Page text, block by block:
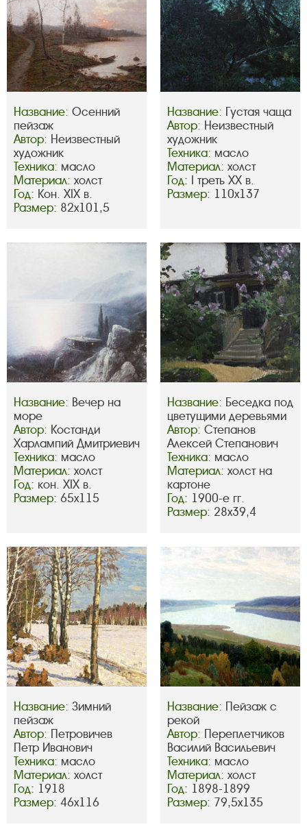
Название: Осенний
пейзаж
Автор: Неизвестный
художник
Техника: масло
Материал: холст
Год: Кон. XIX в.
Размер: 82х101,5
Название: Густая чаща
Автор: Неизвестный
художник
Техника: масло
Материал: холст
Год: I треть ХХ в.
Размер: 110х137
Название: Вечер на
море
Автор: Костанди
Харлампий Дмитриевич
Техника: масло
Материал: холст
Год: кон. ХIX в.
Размер: 65х115
Название: Беседка под
цветущими деревьями
Автор: Степанов
Алексей Степанович
Техника: масло
Материал: холст на
картоне
Год: 1900-е гг.
Размер: 28х39,4
Название: Зимний
пейзаж
Автор: Петровичев
Петр Иванович
Техника: масло
Материал: холст
Год: 1918
Размер: 46х116
Название: Пейзаж с
рекой
Автор: Переплетчиков
Василий Васильевич
Техника: масло
Материал: холст
Год: 1898-1899
Размер: 79,5х135